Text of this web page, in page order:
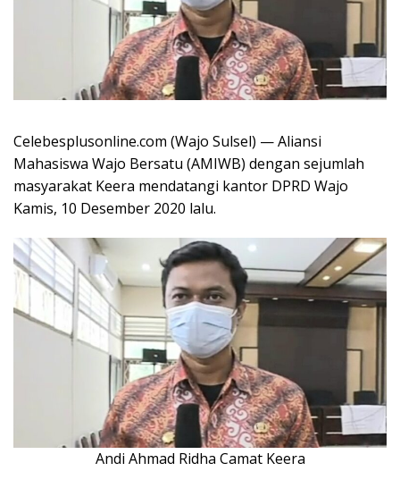
Celebesplusonline.com (Wajo Sulsel) — Aliansi
Mahasiswa Wajo Bersatu (AMIWB) dengan sejumlah
masyarakat Keera mendatangi kantor DPRD Wajo
Kamis, 10 Desember 2020 lalu.
Andi Ahmad Ridha Camat Keera